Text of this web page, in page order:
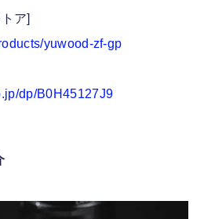
ア]
yuwood-zf-gp
dp/B0H45127J9